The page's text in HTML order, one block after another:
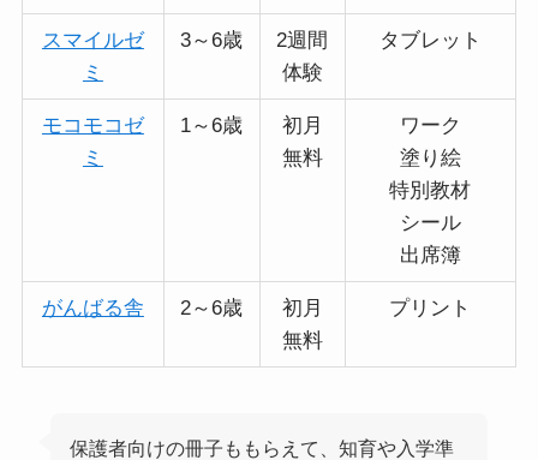
スマイルゼ
ミ
3～6歳
2週間
体験
タブレット
モコモコゼ
ミ
1～6歳
初月
無料
ワーク
塗り絵
特別教材
シール
出席簿
がんばる舎 2～6歳
初月
無料
プリント
保護者向けの冊子ももらえて、知育や入学準